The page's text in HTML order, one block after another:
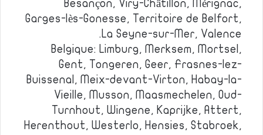
Besançon, Viry-Châtillon, Mérignac,
Garges-lès-Gonesse, Territoire de Belfort,
La Seyne-sur-Mer, Valence.
Belgique: Limburg, Merksem, Mortsel,
Gent, Tongeren, Geer, Frasnes-lez-
Buissenal, Meix-devant-Virton, Habay-la-
Vieille, Musson, Maasmechelen, Oud-
Turnhout, Wingene, Kaprijke, Attert,
Herenthout, Westerlo, Hensies, Stabroek,